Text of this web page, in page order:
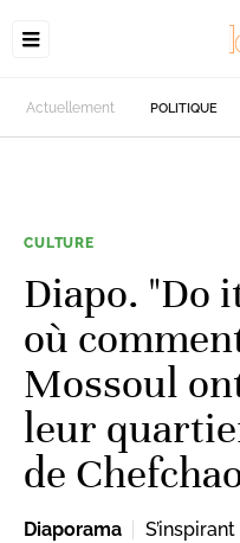
Actuellement POLITIQUE
CULTURE
Diapo. "Do
où
Mossoul
leur
de
Diaporama